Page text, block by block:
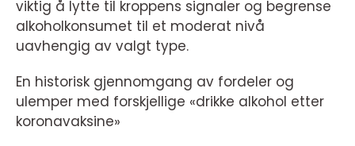
viktig å lytte til kroppens signaler og begrense
alkoholkonsumet til et moderat nivå
uavhengig av valgt type.
En historisk gjennomgang av fordeler og
ulemper med forskjellige «drikke alkohol etter
koronavaksine»